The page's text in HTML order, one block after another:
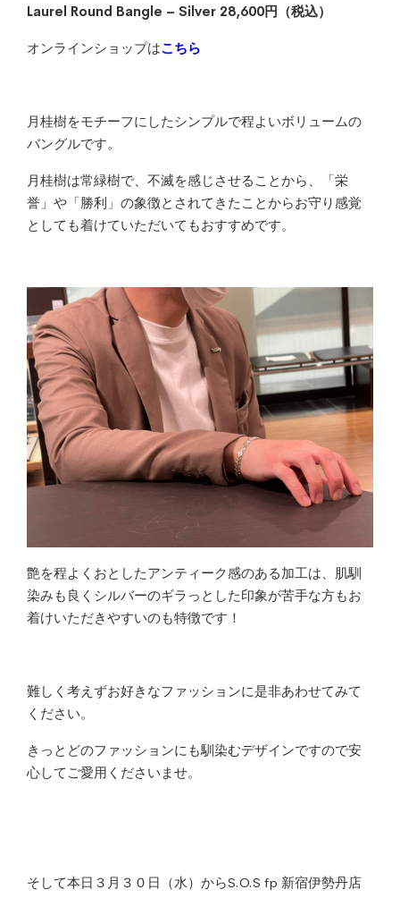
Laurel Round Bangle – Silver 28,600円（税込）
オンラインショップはこちら
月桂樹をモチーフにしたシンプルで程よいボリュームの
バングルです。
月桂樹は常緑樹で、不滅を感じさせることから、「栄
誉」や「勝利」の象徴とされてきたことからお守り感覚
としても着けていただいてもおすすめです。
艶を程よくおとしたアンティーク感のある加工は、肌馴
染みも良くシルバーのギラっとした印象が苦手な方もお
着けいただきやすいのも特徴です！
難しく考えずお好きなファッションに是非あわせてみて
ください。
きっとどのファッションにも馴染むデザインですので安
心してご愛用くださいませ。
そして本日３月３０日（水）からS.O.S fp 新宿伊勢丹店